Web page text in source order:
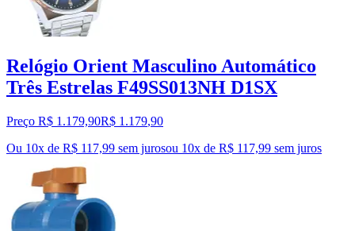
Relógio Orient Masculino Automático
Três Estrelas F49SS013NH D1SX
Preço R$ 1.179,90R$ 1.179,90
Ou 10x de R$ 117,99 sem jurosou 10x de R$ 117,99 sem juros